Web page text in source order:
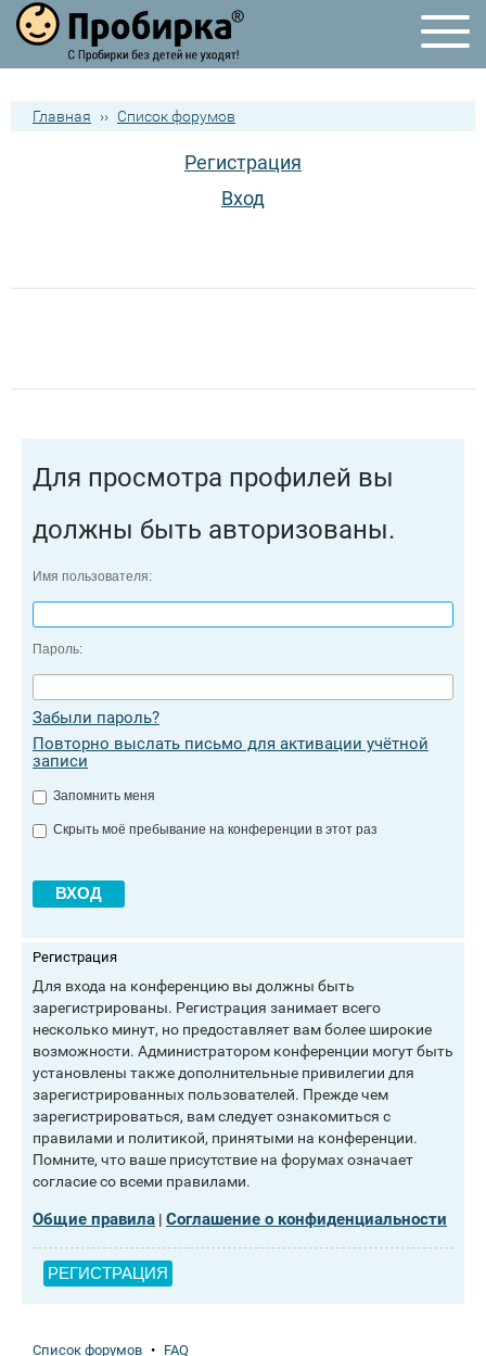
Главная ›› Список форумов
Регистрация
Вход
Для просмотра профилей вы
должны быть авторизованы.
Имя пользователя:
Пароль:
Забыли пароль?
Повторно выслать письмо для активации учётной
записи
Запомнить меня
Скрыть моё пребывание на конференции в этот раз
Регистрация
Для входа на конференцию вы должны быть
зарегистрированы. Регистрация занимает всего
несколько минут, но предоставляет вам более широкие
возможности. Администратором конференции могут быть
установлены также дополнительные привилегии для
зарегистрированных пользователей. Прежде чем
зарегистрироваться, вам следует ознакомиться с
правилами и политикой, принятыми на конференции.
Помните, что ваше присутствие на форумах означает
согласие со всеми правилами.
Общие правила | Соглашение о конфиденциальности
РЕГИСТРАЦИЯ
Список форумов • FAQ